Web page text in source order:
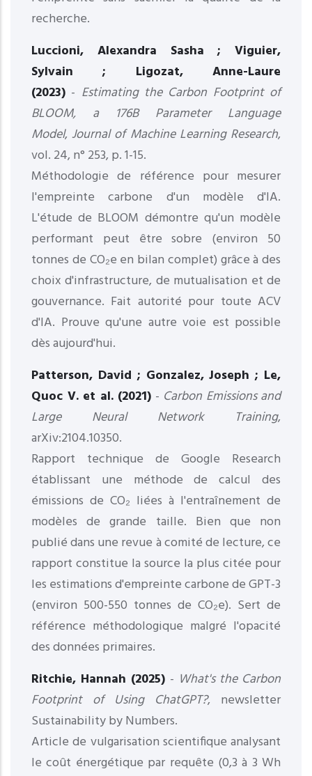
recherche.
Luccioni, Alexandra Sasha ; Viguier,
Sylvain ; Ligozat, Anne-Laure
(2023) - Estimating the Carbon Footprint of
BLOOM, a 176B Parameter Language
Model,Journal of Machine Learning Research,
vol. 24, n° 253, p. 1-15.
Méthodologie de référence pour mesurer
l'empreinte carbone d'un modèle d'IA.
L'étude de BLOOM démontre qu'un modèle
performant peut être sobre (environ 50
tonnes de CO₂e en bilan complet) grâce à des
choix d'infrastructure, de mutualisation et de
gouvernance. Fait autorité pour toute ACV
d'IA. Prouve qu'une autre voie est possible
dès aujourd'hui.
Patterson, David ; Gonzalez, Joseph ; Le,
Quoc V. et al. (2021) - Carbon Emissions and
Large Neural Network Training,
arXiv:2104.10350.
Rapport technique de Google Research
établissant une méthode de calcul des
émissions de CO₂ liées à l'entraînement de
modèles de grande taille. Bien que non
publié dans une revue à comité de lecture, ce
rapport constitue la source la plus citée pour
les estimations d'empreinte carbone de GPT-3
(environ 500-550 tonnes de CO₂e). Sert de
référence méthodologique malgré l'opacité
des données primaires.
Ritchie, Hannah (2025) - What's the Carbon
Footprint of Using ChatGPT?, newsletter
Sustainability by Numbers.
Article de vulgarisation scientifique analysant
le coût énergétique par requête (0,3 à 3 Wh